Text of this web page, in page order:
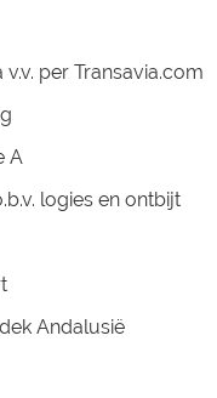
per Transavia.com
A
logies en ontbijt
Andalusië